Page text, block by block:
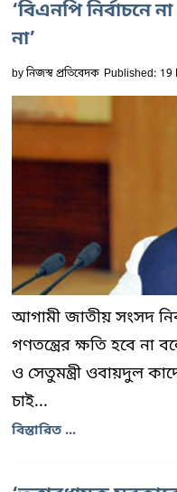
‘বিএনপি নির্বাচনে
না’
byনিজস্ব প্রতিবেদক Published: 19
আগামী জাতীয় সংসদ
গণতন্ত্রের ক্ষতি হবে না
ও সেতুমন্ত্রী ওবায়দুল
চাই...
বিস্তারিত ...